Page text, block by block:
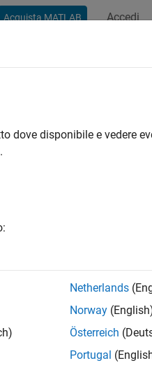
Acquista MATLAB Accedi
dove disponibile e vedere
.
Netherlands
Norway
Österreich
Portugal